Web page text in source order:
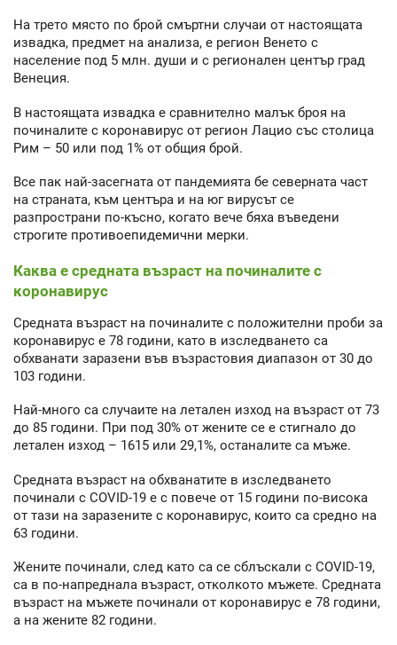
На трето място по брой смъртни случаи от настоящата
извадка, предмет на анализа, е регион Венето с
население под 5 млн. души и с регионален център град
Венеция.
В настоящата извадка е сравнително малък броя на
починалите с коронавирус от регион Лацио със столица
Рим – 50 или под 1% от общия брой.
Все пак най-засегната от пандемията бе северната част
на страната, към центъра и на юг вирусът се
разпространи по-късно, когато вече бяха въведени
строгите противоепидемични мерки.
Каква е средната възраст на починалите с
коронавирус
Средната възраст на починалите с положителни проби за
коронавирус е 78 години, като в изследването са
обхванати заразени във възрастовия диапазон от 30 до
103 години.
Най-много са случаите на летален изход на възраст от 73
до 85 години. При под 30% от жените се е стигнало до
летален изход – 1615 или 29,1%, останалите са мъже.
Средната възраст на обхванатите в изследването
починали с COVID-19 е с повече от 15 години по-висока
от тази на заразените с коронавирус, които са средно на
63 години.
Жените починали, след като са се сблъскали с COVID-19,
са в по-напреднала възраст, отколкото мъжете. Средната
възраст на мъжете починали от коронавирус е 78 години,
а на жените 82 години.